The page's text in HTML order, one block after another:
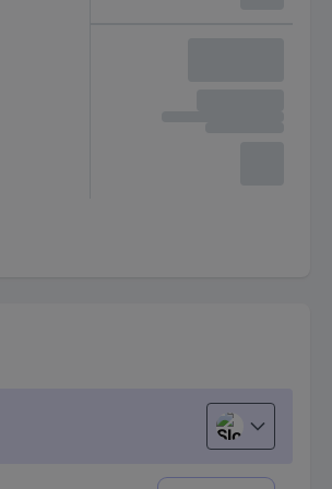
Slovenščina